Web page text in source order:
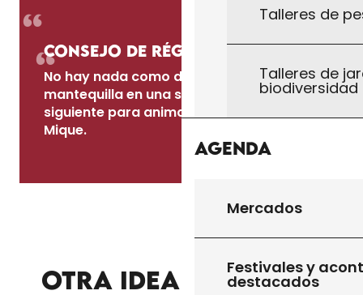
Talleres de
Talleres de
biodiversidad
Agenda
Mercados
Festivales y
destacados
Consejo de Régine
No hay nada como dorar las rodajas en
mantequilla en una sartén al día
siguiente para animar los restos de
Mique.
OTRA IDEA DE RECETA